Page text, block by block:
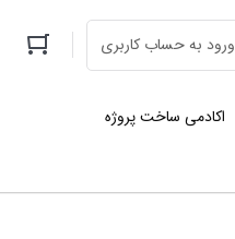
ورود به حساب کاربری
اکادمی ساخت پروژه